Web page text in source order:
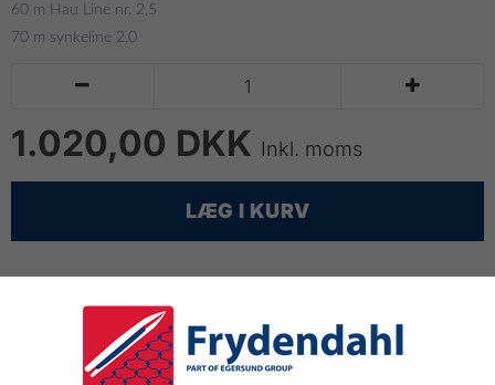
60 m Hau Line nr. 2,5
70 m synkeline 2,0
 
1.020,00 DKK Inkl. moms
LÆG I KURV
Type: Multimonofilnet
Trådtykkelse: 1,5x3